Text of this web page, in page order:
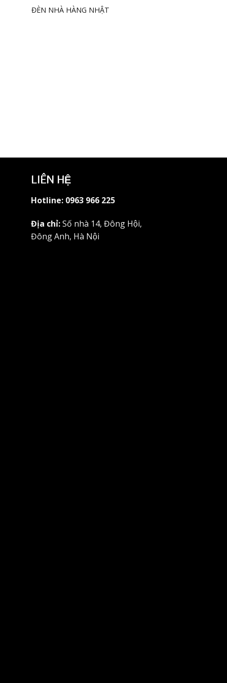
ĐÈN NHÀ HÀNG NHẬT
LIÊN HỆ
Hotline: 0963 966 225
Địa chỉ:Số nhà 14, Đông Hội,
Đông Anh, Hà Nội